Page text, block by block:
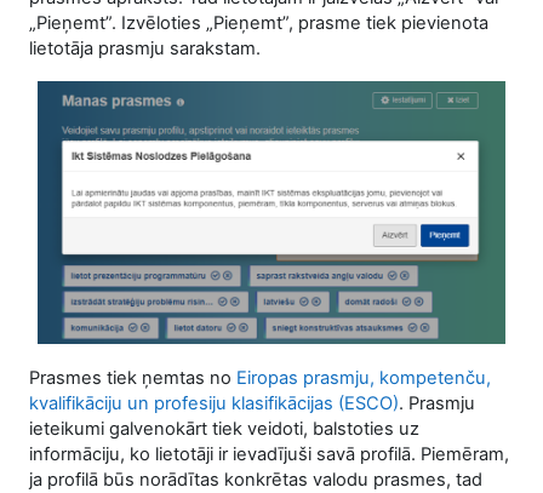
„Pieņemt”. Izvēloties „Pieņemt”, prasme tiek pievienota
lietotāja prasmju sarakstam.
Prasmes tiek ņemtas no Eiropas prasmju, kompetenču,
kvalifikāciju un profesiju klasifikācijas (ESCO). Prasmju
ieteikumi galvenokārt tiek veidoti, balstoties uz
informāciju, ko lietotāji ir ievadījuši savā profilā. Piemēram,
ja profilā būs norādītas konkrētas valodu prasmes, tad